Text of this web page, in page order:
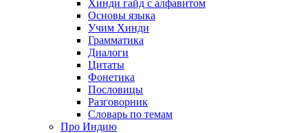
Хинди гайд с алфавитом
Основы языка
Учим Хинди
Грамматика
Диалоги
Цитаты
Фонетика
Пословицы
Разговорник
Словарь по темам
Про Индию